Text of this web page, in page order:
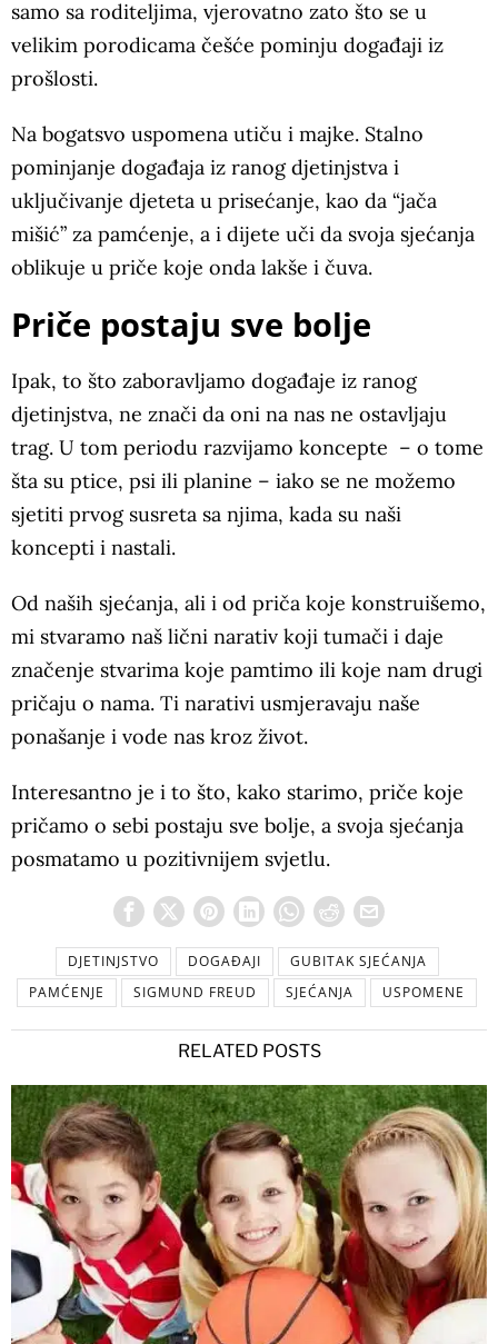
samo sa roditeljima, vjerovatno zato što se u
velikim porodicama češće pominju događaji iz
prošlosti.
Na bogatsvo uspomena utiču i majke. Stalno
pominjanje događaja iz ranog djetinjstva i
uključivanje djeteta u prisećanje, kao da “jača
mišić” za pamćenje, a i dijete uči da svoja sjećanja
oblikuje u priče koje onda lakše i čuva.
Priče postaju sve bolje
Ipak, to što zaboravljamo događaje iz ranog
djetinjstva, ne znači da oni na nas ne ostavljaju
trag. U tom periodu razvijamo koncepte – o tome
šta su ptice, psi ili planine – iako se ne možemo
sjetiti prvog susreta sa njima, kada su naši
koncepti i nastali.
Od naših sjećanja, ali i od priča koje konstruišemo,
mi stvaramo naš lični narativ koji tumači i daje
značenje stvarima koje pamtimo ili koje nam drugi
pričaju o nama. Ti narativi usmjeravaju naše
ponašanje i vode nas kroz život.
Interesantno je i to što, kako starimo, priče koje
pričamo o sebi postaju sve bolje, a svoja sjećanja
posmatamo u pozitivnijem svjetlu.
DJETINJSTVO DOGAĐAJI
GUBITAK SJEĆANJA
PAMĆENJE
SIGMUND FREUD SJEĆANJA USPOMENE
RELATED POSTS